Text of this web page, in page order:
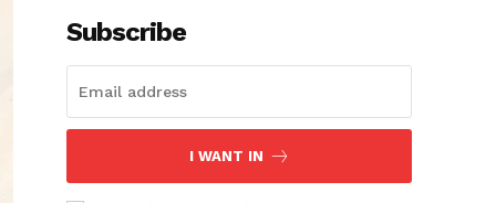
Subscribe
I WANT IN